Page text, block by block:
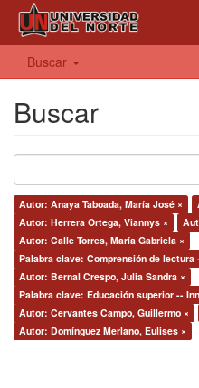
Buscar
Buscar
Autor: Anaya Taboada, María José ×
Autor: Herrera Ortega, Viannys ×
Autor: Calle Torres, María Gabriela ×
Palabra clave: Comprensión de
Autor: Bernal Crespo, Julia Sandra ×
Palabra clave: Educación superior --
Autor: Cervantes Campo, Guillermo ×
Autor: Domínguez Merlano, Eulises ×